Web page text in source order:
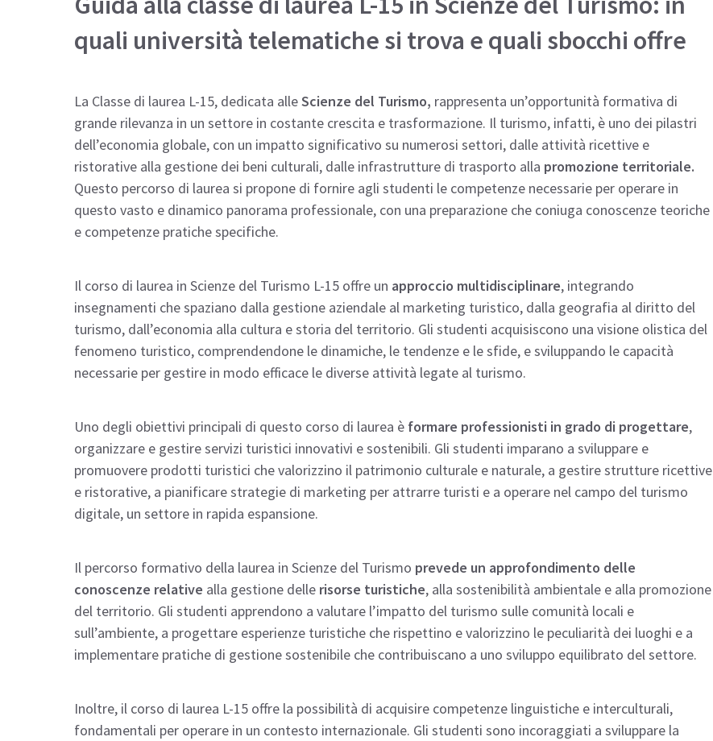
quali università telematiche si trova e quali sbocchi offre
La Classe di laurea L-15, dedicata alleScienze del Turismo, rappresenta un’opportunità formativa di
grande rilevanza in un settore in costante crescita e trasformazione. Il turismo, infatti, è uno dei pilastri
dell’economia globale, con un impatto significativo su numerosi settori, dalle attività ricettive e
ristorative alla gestione dei beni culturali, dalle infrastrutture di trasporto alla promozione territoriale.
Questo percorso di laurea si propone di fornire agli studenti le competenze necessarie per operare in
questo vasto e dinamico panorama professionale, con una preparazione che coniuga conoscenze teoriche
e competenze pratiche specifiche.
Il corso di laurea in Scienze del Turismo L-15 offre un approccio multidisciplinare, integrando
insegnamenti che spaziano dalla gestione aziendale al marketing turistico, dalla geografia al diritto del
turismo, dall’economia alla cultura e storia del territorio. Gli studenti acquisiscono una visione olistica del
fenomeno turistico, comprendendone le dinamiche, le tendenze e le sfide, e sviluppando le capacità
necessarie per gestire in modo efficace le diverse attività legate al turismo.
Uno degli obiettivi principali di questo corso di laurea è formare professionisti in grado di progettare,
organizzare e gestire servizi turistici innovativi e sostenibili. Gli studenti imparano a sviluppare e
promuovere prodotti turistici che valorizzino il patrimonio culturale e naturale, a gestire strutture ricettive
e ristorative, a pianificare strategie di marketing per attrarre turisti e a operare nel campo del turismo
digitale, un settore in rapida espansione.
Il percorso formativo della laurea in Scienze del Turismo prevede un approfondimento delle
conoscenze relative alla gestione delle risorse turistiche, alla sostenibilità ambientale e alla promozione
del territorio. Gli studenti apprendono a valutare l’impatto del turismo sulle comunità locali e
sull’ambiente, a progettare esperienze turistiche che rispettino e valorizzino le peculiarità dei luoghi e a
implementare pratiche di gestione sostenibile che contribuiscano a uno sviluppo equilibrato del settore.
Inoltre, il corso di laurea L-15 offre la possibilità di acquisire competenze linguistiche e interculturali,
fondamentali per operare in un contesto internazionale. Gli studenti sono incoraggiati a sviluppare la